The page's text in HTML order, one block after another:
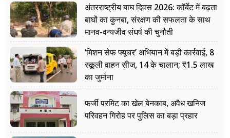
अंतरराष्ट्रीय बाघ दिवस 2026: कॉर्बेट में बढ़ता
बाघों का कुनबा, संरक्षण की सफलता के साथ
मानव-वन्यजीव संघर्ष की चुनौती
‘मिशन सेफ फ्यूचर’ अभियान में बड़ी कार्रवाई, 8
स्कूली वाहन सीज, 14 के चालान; ₹1.5 लाख
का जुर्माना
फर्जी परमिट का खेल बेनकाब, अवैध खनिज
परिवहन गिरोह पर पुलिस का बड़ा प्रहार